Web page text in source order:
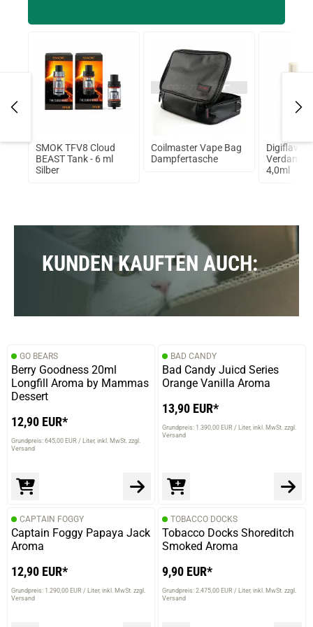
SMOK TFV8 Cloud
BEAST Tank - 6 ml
Silber
Coilmaster Vape Bag
Dampfertasche
Digiflavor
4,0ml
KUNDEN KAUFTEN AUCH:
GO BEARS
Berry Goodness 20ml
Longfill Aroma by Mammas
Dessert
12,90 EUR*
Grundpreis: 645,00 EUR / Liter inkl. MwSt. zzgl.
Versand
BAD CANDY
Bad Candy Juicd Series
Orange Vanilla Aroma
13,90 EUR*
Grundpreis: 1.390,00 EUR / Liter inkl. MwSt. zzgl.
Versand
CAPTAIN FOGGY
Captain Foggy Papaya Jack
Aroma
12,90 EUR*
Grundpreis: 1.290,00 EUR / Liter inkl. MwSt. zzgl.
Versand
TOBACCO DOCKS
Tobacco Docks Shoreditch
Smoked Aroma
9,90 EUR*
Grundpreis: 2.475,00 EUR / Liter inkl. MwSt. zzgl.
Versand